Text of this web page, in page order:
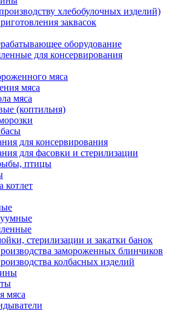
хлебобулочных изделий)
заквасок
оборудование
для консервирования
мяса
мяса
мяса
(коптильня)
для консервирования
для фасовки и стерилизации
птицы
котлет
стерилизации и закатки банок
замороженных блинчиков
колбасных изделий
мяса